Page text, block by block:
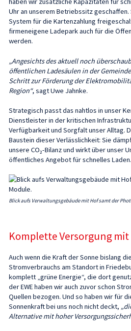
Uhr an unserem Betriebssitz geschaffen.
System für die Kartenzahlung
firmeneigene Ladepark auch für die
werden.
„Angesichts des aktuell noch
öffentlichen Ladesäulen in der
Schritt zur Förderung der
Region“, sagt Uwe Jahnke.
Strategisch passt das nahtlos in unser
Dienstleister in der kritischen
Verfügbarkeit und Sorgfalt unser Alltag.
Baustein dieser Verlässlichkeit: Sie
unsere CO₂-Bilanz und wirkt über unser
öffentliches Angebot für schnelles Laden.
Blick aufs Verwaltungsgebäude mit Hof samt der
Komplette Versorgung mit
Auch wenn die Kraft der Sonne bislang
Stromverbrauchs am Standort in
komplett „grüne Energie“, die dort
der EWE haben wir auch zuvor schon
Quellen bezogen. Und so haben wir für
Sonnenkraft bei uns noch nicht deckt,
Alternative mit hoher